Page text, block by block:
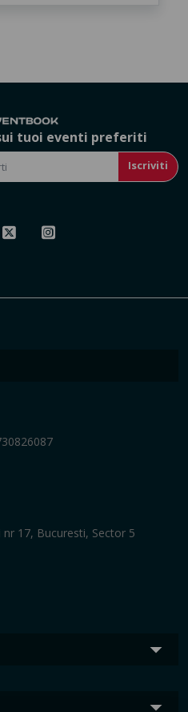
tuoi eventi preferiti
Iscriviti
17, Bucuresti, Sector 5